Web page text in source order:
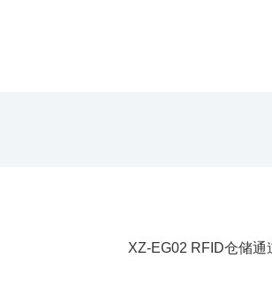
XZ-EG02 RFID仓储通